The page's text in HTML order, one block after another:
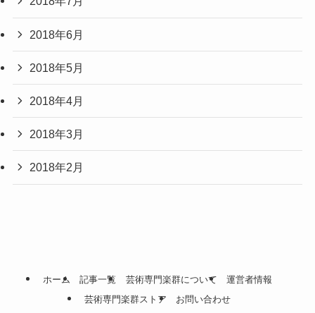
2018年6月
2018年5月
2018年4月
2018年3月
2018年2月
ホーム 記事一覧 芸術専門楽群について
運営者情報
芸術専門楽群ストア
お問い合わせ